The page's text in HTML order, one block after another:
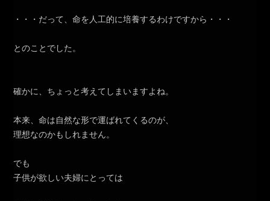
・・・だって、命を人工的に培養するわけですから・・・
とのことでした。
確かに、ちょっと考えてしまいますよね。
本来、命は自然な形で運ばれてくるのが、
理想なのかもしれません。
でも
子供が欲しい夫婦にとっては